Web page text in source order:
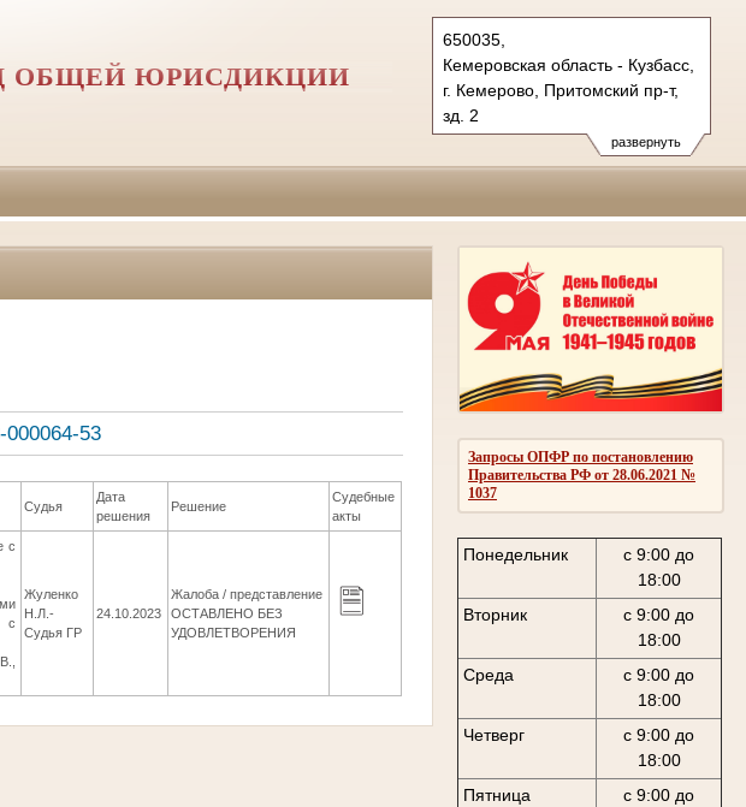
развернуть
650035,
Кемеровская область - Кузбасс,
г. Кемерово, Притомский пр-т,
зд. 2
Тел.: (3842) 71-75-00
71-76-00, 71-75-71
ОБЩЕЙ ЮРИСДИКЦИИ
Запросы ОПФР по постановлению
Правительства РФ от 28.06.2021 №
1037
Понедельник
с 9:00 до
18:00
Вторник
с 9:00 до
18:00
Среда
с 9:00 до
18:00
Четверг
с 9:00 до
18:00
Пятница
с 9:00 до
53
Судья
Дата
решения
Решение
Судебные
акты
с
с
Жуленко
Н.Л.-
Судья ГР
24.10.2023
Жалоба / представление
ОСТАВЛЕНО БЕЗ
УДОВЛЕТВОРЕНИЯ